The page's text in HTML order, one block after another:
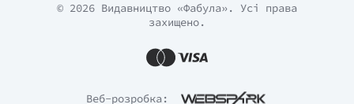
Веб-розробка:
© 2026 Видавництво «Фабула». Усі права
захищено.